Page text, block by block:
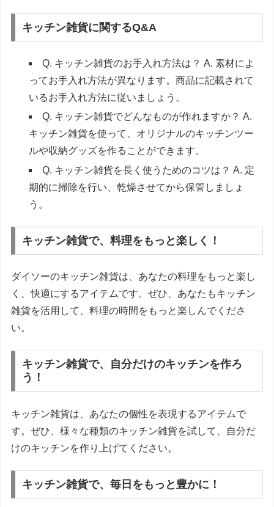
キッチン雑貨に関するQ&A
Q. キッチン雑貨のお手入れ方法は？ A. 素材によ
ってお手入れ方法が異なります。商品に記載されて
いるお手入れ方法に従いましょう。
Q. キッチン雑貨でどんなものが作れますか？ A.
キッチン雑貨を使って、オリジナルのキッチンツー
ルや収納グッズを作ることができます。
Q. キッチン雑貨を長く使うためのコツは？ A. 定
期的に掃除を行い、乾燥させてから保管しましょ
う。
キッチン雑貨で、料理をもっと楽しく！
ダイソーのキッチン雑貨は、あなたの料理をもっと楽し
く、快適にするアイテムです。ぜひ、あなたもキッチン
雑貨を活用して、料理の時間をもっと楽しんでくださ
い。
キッチン雑貨で、自分だけのキッチンを作ろ
う！
キッチン雑貨は、あなたの個性を表現するアイテムで
す。ぜひ、様々な種類のキッチン雑貨を試して、自分だ
けのキッチンを作り上げてください。
キッチン雑貨で、毎日をもっと豊かに！